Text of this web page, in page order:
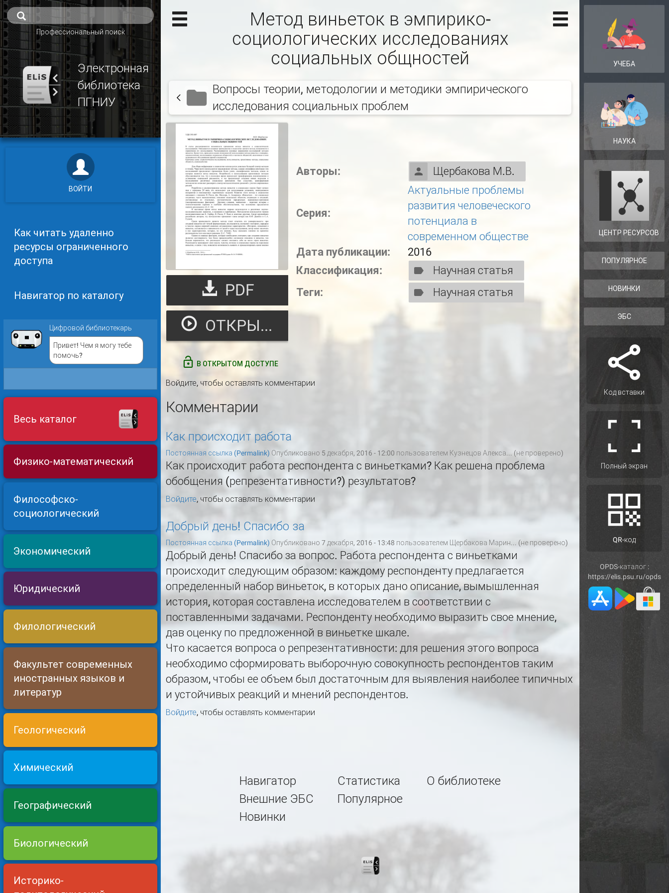
Профессиональный поиск
Электронная
библиотека
ПГНИУ
ВОЙТИ
Как читать удаленно
ресурсы ограниченного
доступа
Навигатор по каталогу
Цифровой библиотекарь
Привет! Чем я могу тебе
помочь?
Весь каталог
Физико-математический
Философско-
социологический
Экономический
Юридический
Филологический
Факультет современных
иностранных языков и
литератур
Геологический
Химический
Географический
Биологический
Историко-
Метод виньеток в эмпирико-
социологических исследованиях
социальных общностей
Вопросы теории, методологии и методики эмпирического
исследования социальных проблем
PDF
ОТКРЫТЬ
Авторы: Щербакова М.В.
Серия:
Актуальные проблемы
развития человеческого
потенциала в
современном обществе
Дата публикации:
2016
Классификация:
Научная статья
Теги:
Научная статья
В ОТКРЫТОМ ДОСТУПЕ
Войдите, чтобы оставлять комментарии
Комментарии
Как происходит работа
Постоянная ссылка (Permalink) Опубликовано 5 декабря, 2016 - 12:00 пользователем Кузнецов Алекса... (не проверено)
Как происходит работа респондента с виньетками? Как решена проблема
обобщения (репрезентативности?) результатов?
Войдите, чтобы оставлять комментарии
Добрый день! Спасибо за
Постоянная ссылка (Permalink) Опубликовано 7 декабря, 2016 - 13:48 пользователем Щербакова Марин... (не проверено)
Добрый день! Спасибо за вопрос. Работа респондента с виньетками
происходит следующим образом: каждому респонденту предлагается
определенный набор виньеток, в которых дано описание, вымышленная
история, которая составлена исследователем в соответствии с
поставленными задачами. Респонденту необходимо выразить свое мнение,
дав оценку по предложенной в виньетке шкале.
Что касается вопроса о репрезентативности: для решения этого вопроса
необходимо сформировать выборочную совокупность респондентов таким
образом, чтобы ее объем был достаточным для выявления наиболее типичных
и устойчивых реакций и мнений респондентов.
Войдите, чтобы оставлять комментарии
Навигатор
Внешние ЭБС
Новинки
Статистика
Популярное
О библиотеке
УЧЕБА
НАУКА
ЦЕНТР РЕСУРСОВ
ПОПУЛЯРНОЕ
НОВИНКИ
ЭБС
Код вставки
Полный экран
QR-код
OPDS-каталог :
https://elis.psu.ru/opds